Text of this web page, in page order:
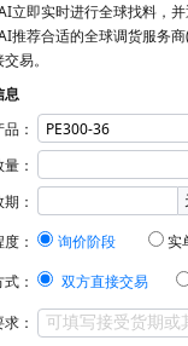
立即实时进行全球找料，
推荐合适的全球调货服务
易。
息
：
：
：
：
询价阶段
实
：
双方直接交易
：